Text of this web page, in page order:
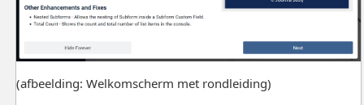
(afbeelding: Welkomscherm met rondleiding)